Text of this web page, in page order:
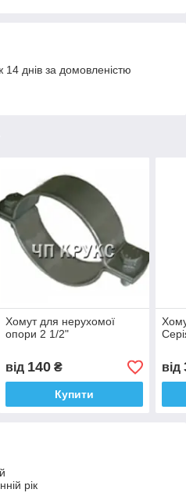
днів за домовленістю
Хомут для нерухомої
опори 2 1/2"
від 140₴
Купити
від
рік